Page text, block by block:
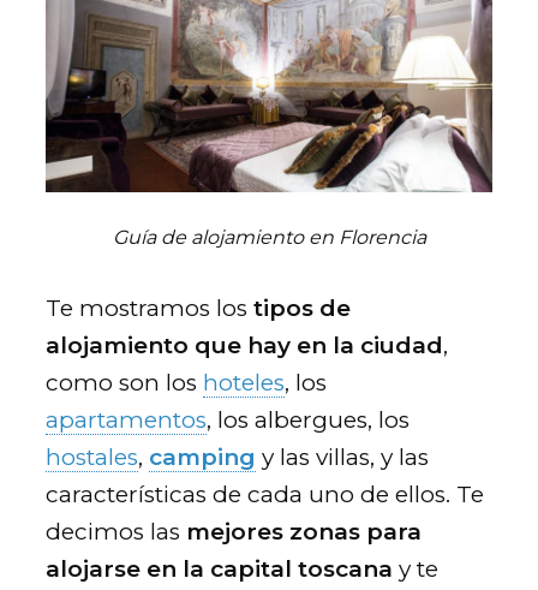
Guía de alojamiento en Florencia
Te mostramos los tipos de
alojamiento que hay en la ciudad,
como son los hoteles, los
apartamentos, los albergues, los
hostales, camping y las villas, y las
características de cada uno de ellos. Te
decimos las mejores zonas para
alojarse en la capital toscana y te